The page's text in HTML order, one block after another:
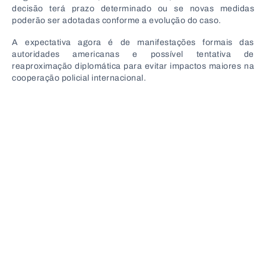
decisão terá prazo determinado ou se novas medidas
poderão ser adotadas conforme a evolução do caso.
A expectativa agora é de manifestações formais das
autoridades americanas e possível tentativa de
reaproximação diplomática para evitar impactos maiores na
cooperação policial internacional.